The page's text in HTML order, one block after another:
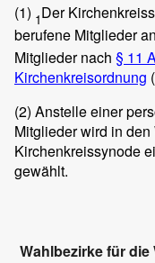
(1) 1Der
berufene Mitglieder
Mitglieder nach § 11
Kirchenkreisordnung
(2) Anstelle einer
Mitglieder wird in
Kirchenkreissynode
gewählt.
Wahlbezirke für